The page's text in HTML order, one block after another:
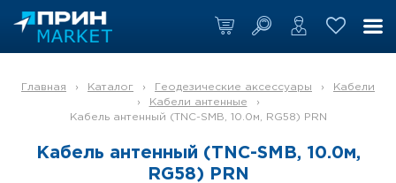
Главная › Каталог › Геодезические аксессуары ›
Кабели
›
Кабели антенные
›
Кабель антенный (TNC-SMB, 10.0м, RG58) PRN
Кабель антенный (TNC-SMB, 10.0м,
RG58) PRN